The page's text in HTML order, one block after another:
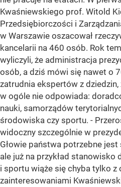
Kwaśniewskiego prof. Witold
Przedsiębiorczości i
w Warszawie oszacował
kancelarii na 460 osób. Rok
wyliczyli, że administracja
osób, a dziś mówi się nawet o
zatrudnia ekspertów z
w ogóle nie odpowiada:
nauki, samorządów
środowiska czy sportu. -
widoczny szczególnie w
Głowie państwa potrzebne
ale już na przykład stanowisko
i sportu wiąże się chyba tylko z
zainteresowaniami